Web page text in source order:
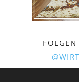
FOLGEN